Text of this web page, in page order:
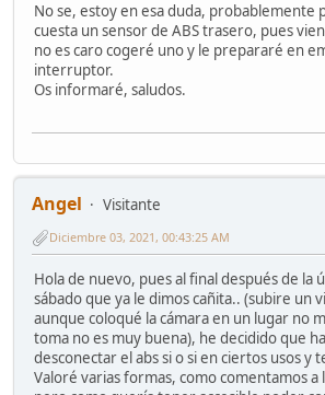
No se, estoy en esa duda, probablemente
cuesta un sensor de ABS trasero, pues
no es caro cogeré uno y le prepararé en
interruptor.
Os informaré, saludos.
Angel
Visitante
Diciembre 03, 2021, 00:43:25 AM
Hola de nuevo, pues al final después de la
sábado que ya le dimos cañita.. (subire un
aunque coloqué la cámara en un lugar no
toma no es muy buena), he decidido que
desconectar el abs si o si en ciertos usos y
Valoré varias formas, como comentamos a